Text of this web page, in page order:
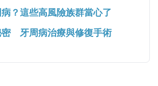
？這些高風險族群當心了
密 牙周病治療與修復手術